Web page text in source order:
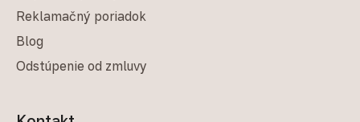
Reklamačný poriadok
Blog
Odstúpenie od zmluvy